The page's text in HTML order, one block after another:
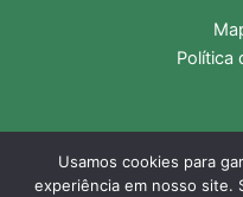
Política
Copyright © 2026
Usamos cookies para
experiência em nosso site.